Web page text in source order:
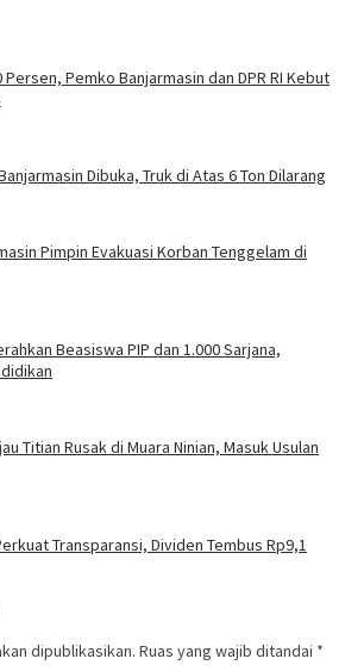
Persen, Pemko Banjarmasin dan DPR RI Kebut
Dibuka, Truk di Atas 6 Ton Dilarang
Pimpin Evakuasi Korban Tenggelam di
Beasiswa PIP dan 1.000 Sarjana,
Titian Rusak di Muara Ninian, Masuk Usulan
Transparansi, Dividen Tembus Rp9,1
dipublikasikan. Ruas yang wajib ditandai *